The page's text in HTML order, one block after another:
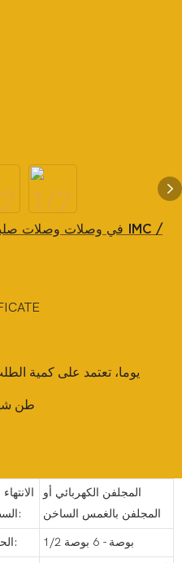
30 يوما، تعتمد على كمية
200 طن
السطح:
المجلفن الكهربائي أو
المجلفن بالغمس الساخن
الحجم: 1/2 بوصة - 6 بوصة